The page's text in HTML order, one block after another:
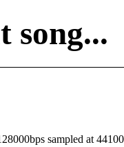
song...
sampled at